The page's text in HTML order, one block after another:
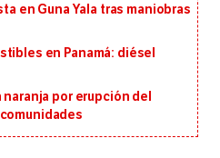
en Guna Yala tras maniobras
en Panamá: diésel
por erupción del